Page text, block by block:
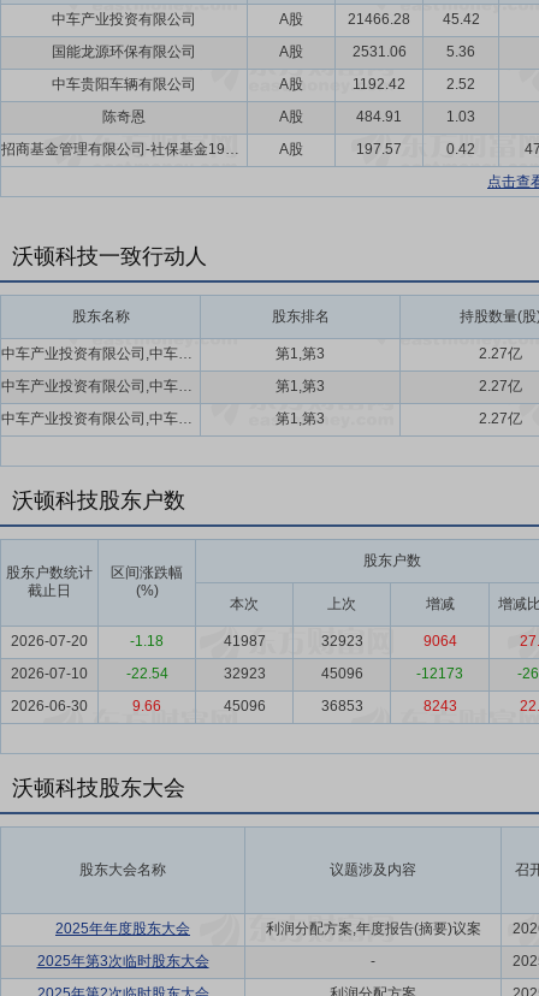
中车产业投资有限公司
A股 21466.28
45.42
国能龙源环保有限公司
A股 2531.06
5.36
中车贵阳车辆有限公司
A股 1192.42
2.52
陈奇恩
A股 484.91
1.03
招商基金管理有限公司-社保基金1903组合
A股 197.57 0.42
点击查
沃顿科技一致行动人
股东名称 股东排名 持股数量(股
中车产业投资有限公司,中车贵阳车辆有限公司 第1,第3
2.27亿
中车产业投资有限公司,中车贵阳车辆有限公司
第1,第3
2.27亿
中车产业投资有限公司,中车贵阳车辆有限公司
第1,第3 2.27亿
沃顿科技股东户数
股东户数统计
截止日
区间涨跌幅
(%)
股东户数
本次 上次 增减 增减
2026-07-20 -1.18 41987 32923 9064
2026-07-10
-22.54 32923 45096 -12173
-
2026-06-30
9.66 45096 36853 8243
沃顿科技股东大会
股东大会名称 议题涉及内容 召
2025年年度股东大会 利润分配方案,年度报告(摘要)议案
2025年第3次临时股东大会
-